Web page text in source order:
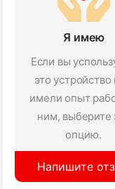
Я имею
Если вы
это устройство
имели опыт
ним, выберите
опцию.
Напишите